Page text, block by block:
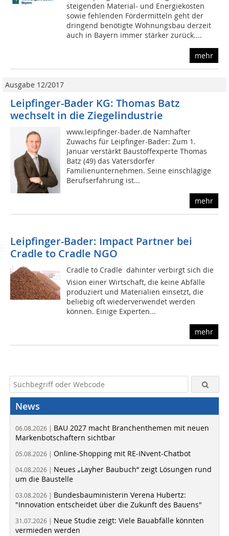
steigenden Material- und Energiekosten
sowie fehlenden Fördermitteln geht der
dringend benötigte Wohnungsbau derzeit
auch in Bayern immer stärker zurück....
mehr
Ausgabe 12/2017
Leipfinger-Bader KG: Thomas Batz
wechselt in die Ziegelindustrie
www.leipfinger-bader.de Namhafter
Zuwachs für Leipfinger-Bader: Zum 1.
Januar verstärkt Baustoffexperte Thomas
Batz (49) das Vatersdorfer
Familienunternehmen. Seine einschlägige
Berufserfahrung ist...
mehr
Leipfinger-Bader: Impact Partner bei
Cradle to Cradle NGO
Cradle to Cradle  dahinter verbirgt sich die
Vision einer Wirtschaft, die keine Abfälle
produziert und Materialien einsetzt, die
beliebig oft wiederverwendet werden
können. Einige Experten...
mehr
News
06.08.2026 | BAU 2027 macht Branchenthemen mit neuen
Markenbotschaftern sichtbar
05.08.2026 | Online-Shopping mit RE-INvent-Chatbot
04.08.2026 | Neues „Layher Baubuch“ zeigt Lösungen rund
um die Baustelle
03.08.2026 | Bundesbauministerin Verena Hubertz:
"Innovation entscheidet über die Zukunft des Bauens"
31.07.2026 | Neue Studie zeigt: Viele Bauabfälle könnten
vermieden werden